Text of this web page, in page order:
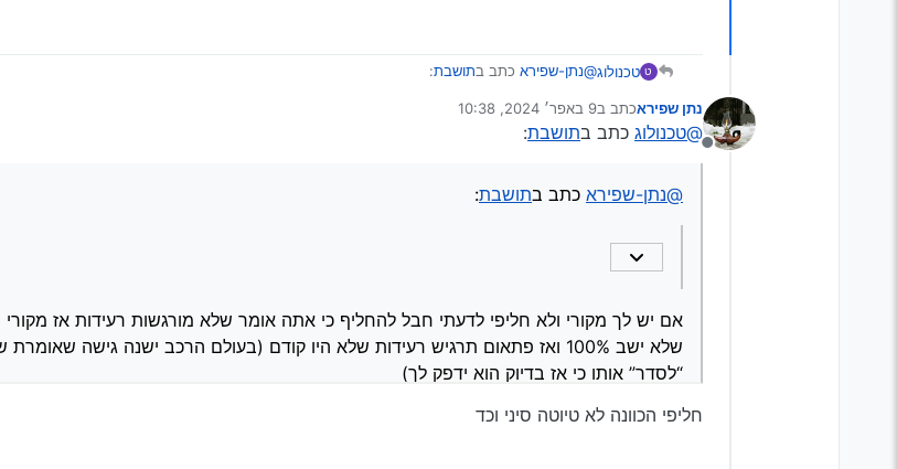
ט טכנולוג@נתן-שפירא כתב בתושבת:
תושבת סדוקה לא משפיע על הרעידות של המנוע
אם כן אפשר לעשות לבד ?
פתאום תרגיש רעידות שלא היו קודם (בעולם הרכב ישנה גישה שאומרת שאם משהו עובד טוב אל תנסה
מנותק
נתן שפיראכתב ב9 באפר׳ 2024, 10:38
נערך לאחרונה על ידי
@טכנולוג כתב בתושבת:
@נתן-שפירא כתב בתושבת:
אם יש לך מקורי ולא חליפי לדעתי חבל להחליף כי אתה אומר שלא מורגשות רעידות אז מקורי
שלא ישב 100% ואז פתאום תרגיש רעידות שלא היו קודם (בעולם הרכב ישנה גישה
“לסדר” אותו כי אז בדיוק הוא ידפק לך)
חליפי הכוונה לא טיוטה סיני וכד